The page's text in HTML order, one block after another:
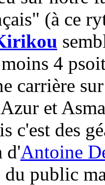
(à ce
moins 4
carrière
et
c'est des
d'Antoine
du public